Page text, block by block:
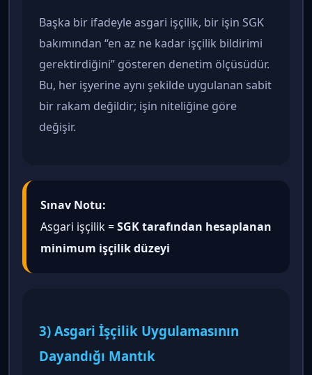
Başka bir ifadeyle asgari işçilik, bir işin SGK
bakımından “en az ne kadar işçilik bildirimi
gerektirdiğini” gösteren denetim ölçüsüdür.
Bu, her işyerine aynı şekilde uygulanan sabit
bir rakam değildir; işin niteliğine göre
değişir.
Sınav Notu:
Asgari işçilik =SGK tarafından hesaplanan
minimum işçilik düzeyi
3) Asgari İşçilik Uygulamasının
Dayandığı Mantık